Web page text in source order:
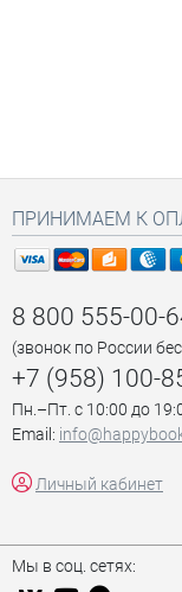
ПРИНИМАЕМ К
8 800 555-00-
(звонок по России
+7 (958) 100-
Пн.–Пт. с 10:00 до
Email:
Личный кабинет
Мы в соц. сетях: